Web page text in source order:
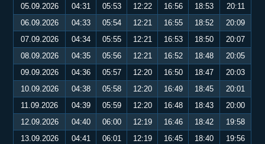
05.09.2026
04:31 05:53 12:22 16:56 18:53
20:11
06.09.2026
04:33 05:54 12:21 16:55 18:52
20:09
07.09.2026
04:34 05:55 12:21 16:53 18:50
20:07
08.09.2026
04:35 05:56 12:21 16:52 18:48
20:05
09.09.2026
04:36 05:57 12:20 16:50 18:47
20:03
10.09.2026
04:38 05:58 12:20 16:49 18:45
20:01
11.09.2026
04:39 05:59 12:20 16:48 18:43
20:00
12.09.2026
04:40 06:00 12:19 16:46 18:42
19:58
13.09.2026
04:41 06:01 12:19 16:45 18:40
19:56